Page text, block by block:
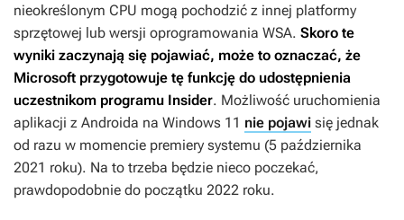
nieokreślonym CPU mogą pochodzić z innej platformy
sprzętowej lub wersji oprogramowania WSA. Skoro te
wyniki zaczynają się pojawiać, może to oznaczać, że
Microsoft przygotowuje tę funkcję do udostępnienia
uczestnikom programu Insider. Możliwość uruchomienia
aplikacji z Androida na Windows 11 nie pojawi się jednak
od razu w momencie premiery systemu (5 października
2021 roku). Na to trzeba będzie nieco poczekać,
prawdopodobnie do początku 2022 roku.